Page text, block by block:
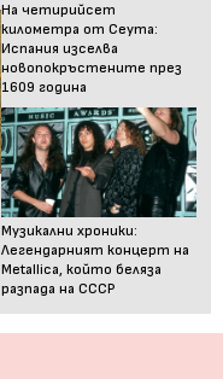
На четирийсет
километра от Сеута:
Испания изселва
новопокръстените през
1609 година
Музикални хроники:
Легендарният концерт на
Metallica, който беляза
разпада на СССР